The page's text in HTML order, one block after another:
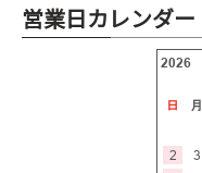
営業日カレンダー